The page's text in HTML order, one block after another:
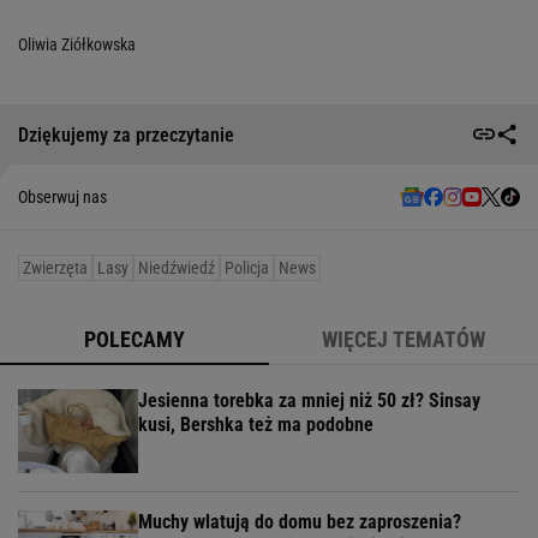
Oliwia Ziółkowska
Dziękujemy za przeczytanie
Obserwuj nas
Zwierzęta Lasy Niedźwiedź Policja News
POLECAMY WIĘCEJ TEMATÓW
Jesienna torebka za mniej niż 50 zł? Sinsay
kusi, Bershka też ma podobne
Muchy wlatują do domu bez zaproszenia?